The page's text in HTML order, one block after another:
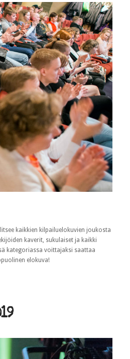
kaikkien kilpailuelokuvien joukosta
kaverit, sukulaiset ja kaikki
kategoriassa voittajaksi saattaa
elokuva!